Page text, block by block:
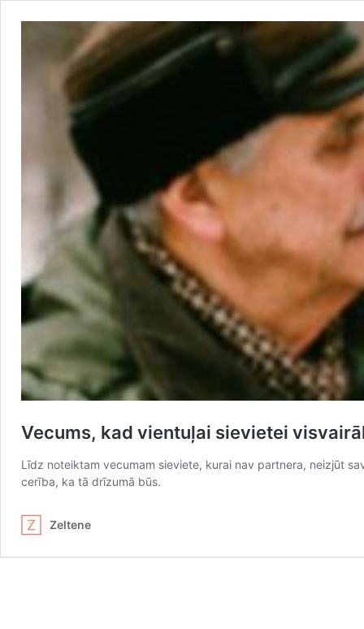
Vecums, kad vientuļai sievietei
Līdz noteiktam vecumam sieviete, kurai nav partnera, neizjūt
cerība, ka tā drīzumā būs.
Zeltene